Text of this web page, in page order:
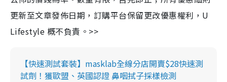
更新至文章發佈日期，訂購平台保留更改優惠權利，U
Lifestyle 概不負責。>>
【快速測試套裝】masklab全線分店開賣$28快速測
試劑！獲歐盟、英國認證 鼻咽拭子採樣檢測